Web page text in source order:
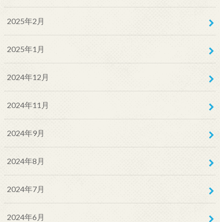
2025年2月
2025年1月
2024年12月
2024年11月
2024年9月
2024年8月
2024年7月
2024年6月